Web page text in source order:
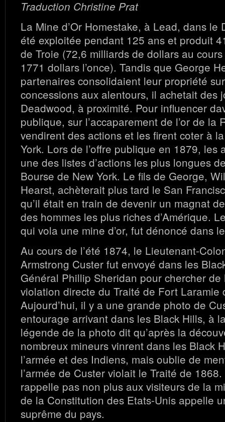
Traduction Christine Prat
La Mine d’Or Homestake, à Lead, dans le
été exploitée pendant 125 ans et produit
de Troie (72,6 milliards de dollars au cours
1771 dollars l’once). Tandis que George
partenaires consolidaient leur propriété
concessions aux alentours, il achetait des
Deadwood, à proximité. Pour influencer
publique, sur l’accaparement de l’or de la
vendirent des actions et les firent coter à
York. Lors de l’offre publique en 1879, les
une des listes d’actions les plus longues
Bourse de New York. Le fils de George,
Hearst, achèterait plus tard le San
qu’il était en train de devenir un magnat
des hommes les plus riches d’Amérique.
qui vola une mine d’or, fut dénoncé dans
Au cours de l’été 1874, le Lieutenant-
Armstrong Custer fut envoyé dans les
Général Phillip Sheridan pour chercher de
violation directe du Traité de Fort Laramie
Aujourd’hui, il y a une grande photo de
entourage arrivant dans les Black Hills, à
légende de la photo dit qu’après la
nombreux mineurs vinrent dans les Black
l’armée et des Indiens, mais oublie de
l’armée de Custer violait le Traité de
rappelle pas non plus aux visiteurs de la
de la Constitution des Etats-Unis appelle
suprême du pays.